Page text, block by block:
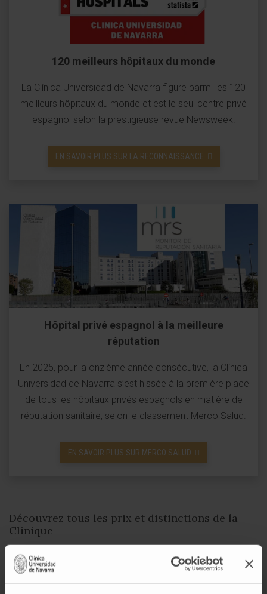
120 meilleurs hôpitaux du monde
La Clínica Universidad de Navarra figure parmi les 120
meilleurs hôpitaux du monde et est le seul centre privé
espagnol selon la prestigieuse revue Newsweek.
EN SAVOIR PLUS SUR LA RECONNAISSANCE
Hôpital privé espagnol à la meilleure
réputation
En 2025, pour la onzième année consécutive, la Clínica
Universidad de Navarra s’est hissée à la première place
de tous les hôpitaux privés espagnols en matière de
réputation sanitaire, selon le classement Merco Salud.
EN SAVOIR PLUS SUR MERCO SALUD
Découvrez tous les prix et distinctions de la
Clinique